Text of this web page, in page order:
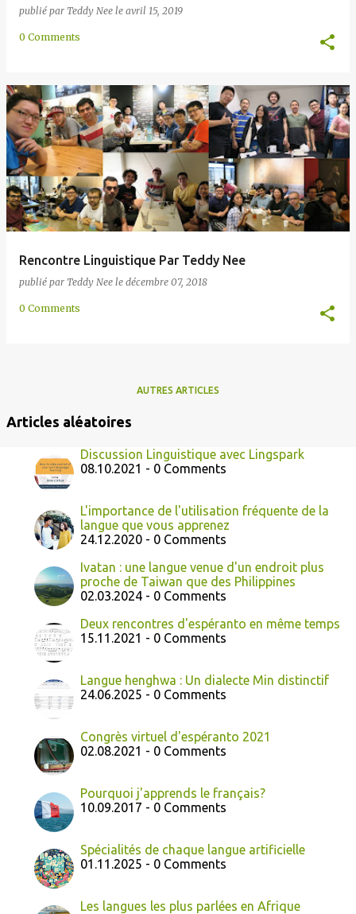
publié par Teddy Nee le avril 15, 2019
0 Comments
Rencontre Linguistique Par Teddy Nee
publié par Teddy Nee le décembre 07, 2018
0 Comments
AUTRES ARTICLES
Articles aléatoires
Discussion Linguistique avec Lingspark
08.10.2021 - 0 Comments
L'importance de l'utilisation fréquente de la
langue que vous apprenez
24.12.2020 - 0 Comments
Ivatan : une langue venue d'un endroit plus
proche de Taiwan que des Philippines
02.03.2024 - 0 Comments
Deux rencontres d'espéranto en même temps
15.11.2021 - 0 Comments
Langue henghwa : Un dialecte Min distinctif
24.06.2025 - 0 Comments
Congrès virtuel d'espéranto 2021
02.08.2021 - 0 Comments
Pourquoi j'apprends le français?
10.09.2017 - 0 Comments
Spécialités de chaque langue artificielle
01.11.2025 - 0 Comments
Les langues les plus parlées en Afrique